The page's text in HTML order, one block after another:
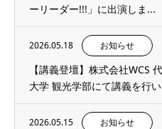
ーリーダー!!!」に出演しま...
2026.05.18 お知らせ
【講義登壇】株式会社WCS
大学 観光学部にて講義を行
2026.05.15 お知らせ